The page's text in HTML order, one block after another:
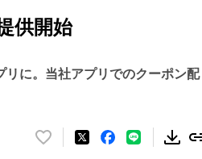
供開始
リに。当社アプリでのクーポン配
い